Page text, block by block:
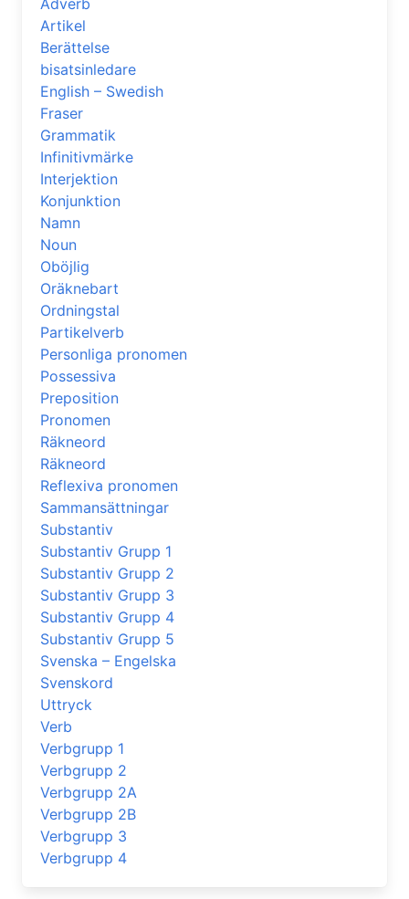
Adverb
Artikel
Berättelse
bisatsinledare
English – Swedish
Fraser
Grammatik
Infinitivmärke
Interjektion
Konjunktion
Namn
Noun
Oböjlig
Oräknebart
Ordningstal
Partikelverb
Personliga pronomen
Possessiva
Preposition
Pronomen
Räkneord
Räkneord
Reflexiva pronomen
Sammansättningar
Substantiv
Substantiv Grupp 1
Substantiv Grupp 2
Substantiv Grupp 3
Substantiv Grupp 4
Substantiv Grupp 5
Svenska – Engelska
Svenskord
Uttryck
Verb
Verbgrupp 1
Verbgrupp 2
Verbgrupp 2A
Verbgrupp 2B
Verbgrupp 3
Verbgrupp 4